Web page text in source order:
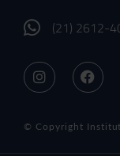
(21) 2612-
© Copyright